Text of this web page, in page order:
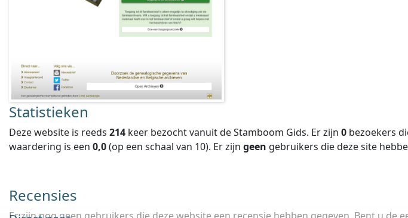
Statistieken
Deze website is reeds 214 keer bezocht vanuit de Stamboom Gids. Er zijn 0 bezoekers
waardering is een 0,0(op een schaal van 10). Er zijn geen gebruikers die deze site
Recensies